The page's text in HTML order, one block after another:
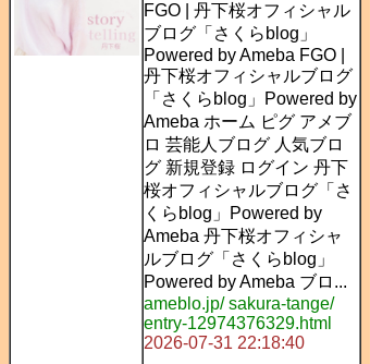
FGO | 丹下桜オフィシャル
ブログ「さくらblog」
Powered by Ameba FGO |
丹下桜オフィシャルブログ
「さくらblog」Powered by
Ameba ホーム ピグ アメブ
ロ 芸能人ブログ 人気ブロ
グ 新規登録 ログイン 丹下
桜オフィシャルブログ「さ
くらblog」Powered by
Ameba 丹下桜オフィシャ
ルブログ「さくらblog」
Powered by Ameba ブロ...
ameblo.jp/ sakura-tange/
entry-12974376329.html
2026-07-31 22:18:40